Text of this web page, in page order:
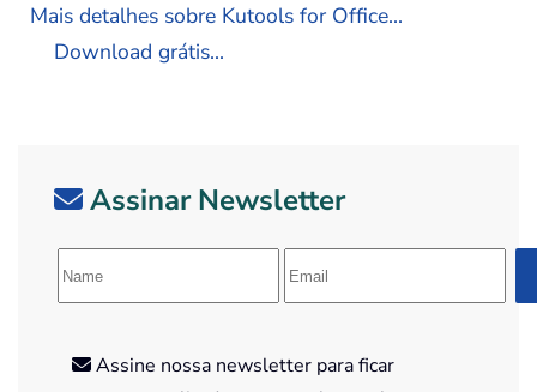
Mais detalhes sobre Kutools for Office...
Download grátis...
Assinar Newsletter
Assine nossa newsletter para ficar